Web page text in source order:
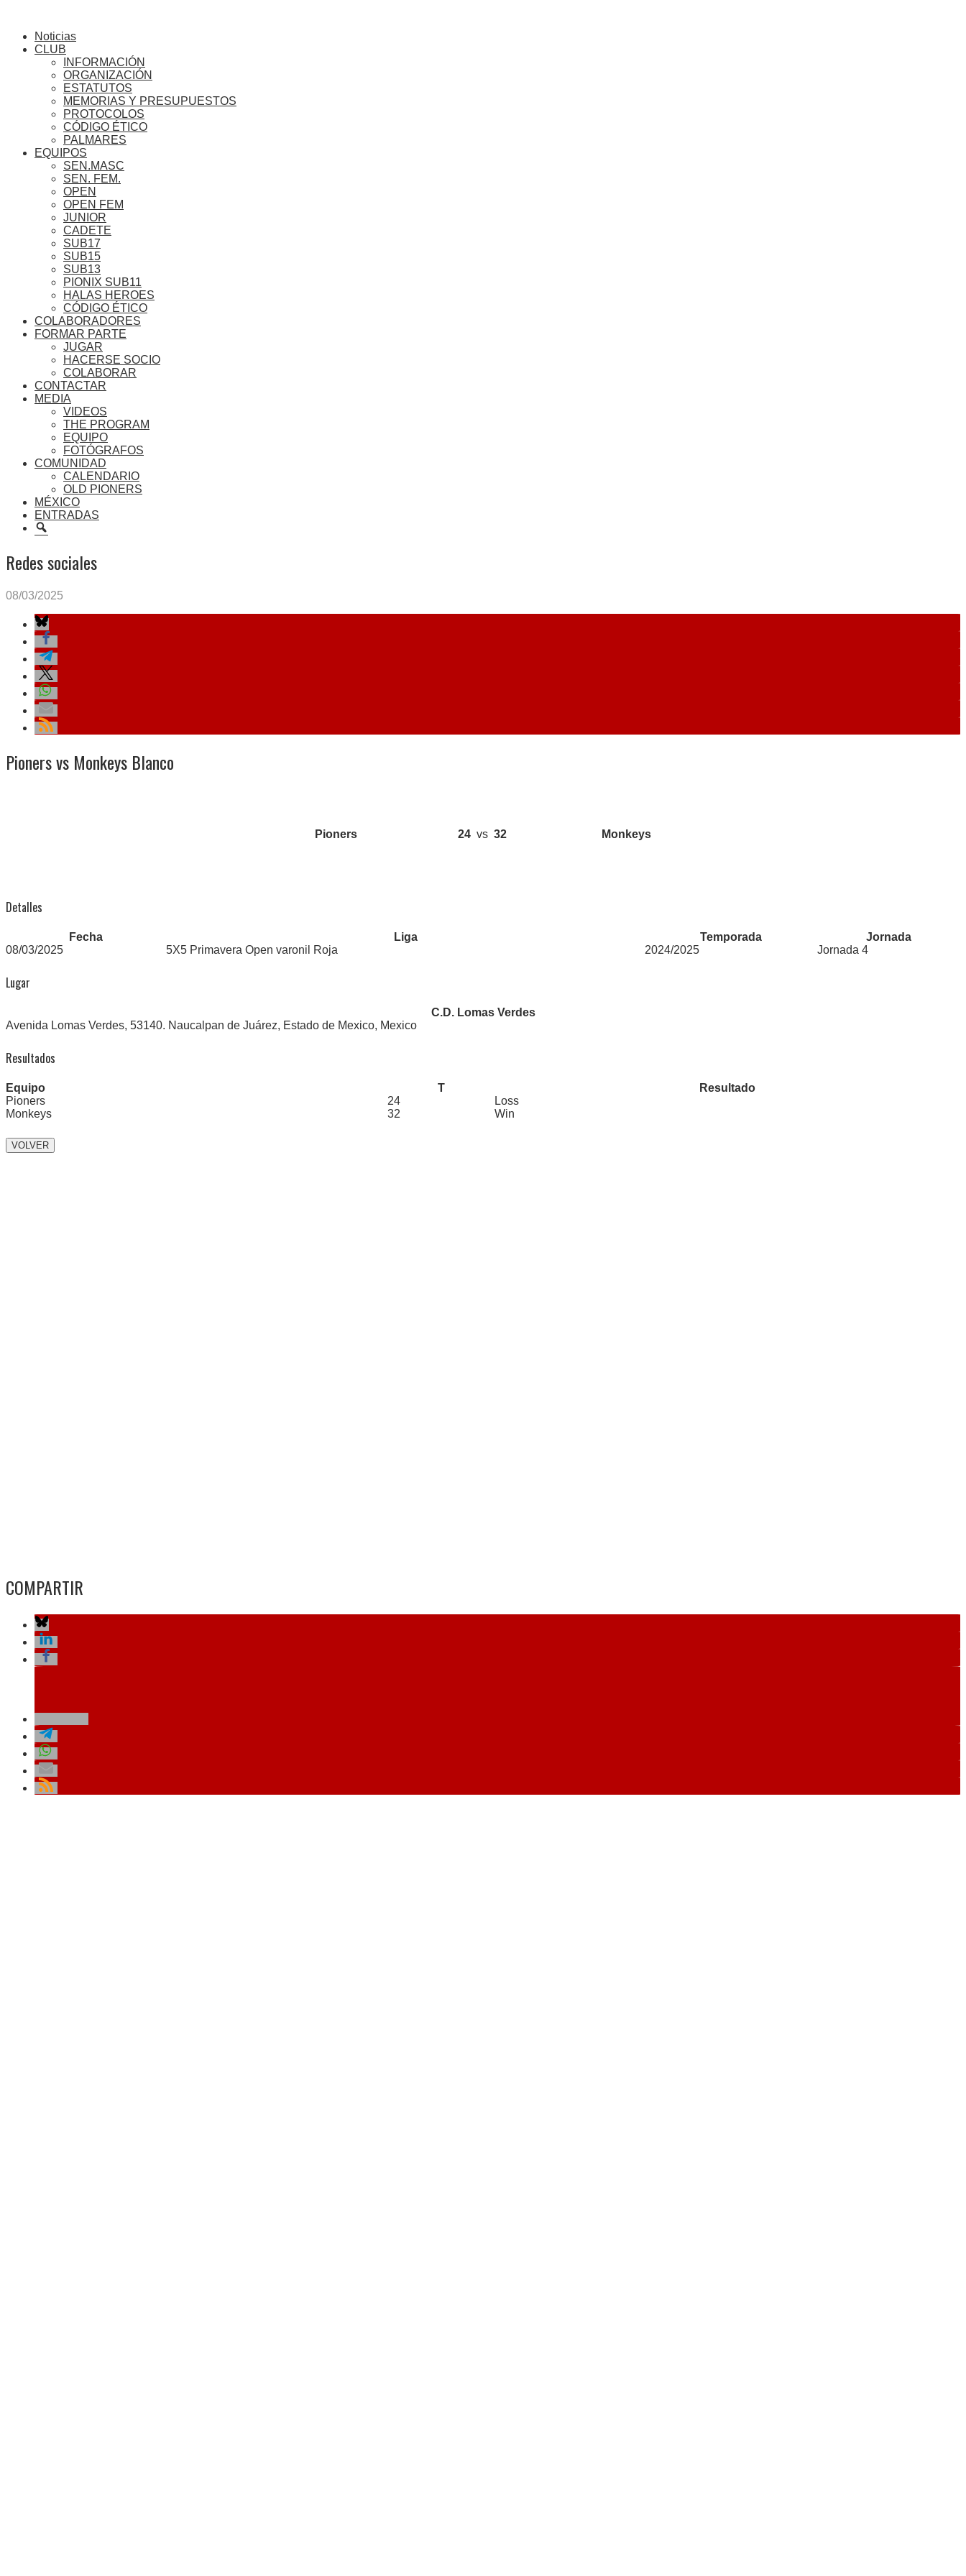
contenidoNoticias
CLUB
INFORMACIÓN
ORGANIZACIÓN
ESTATUTOS
MEMORIAS Y PRESUPUESTOS
PROTOCOLOS
CÓDIGO ÉTICO
PALMARES
EQUIPOS
SEN.MASC
SEN. FEM.
OPEN
OPEN FEM
JUNIOR
CADETE
SUB17
SUB15
SUB13
PIONIX SUB11
HALAS HEROES
CÓDIGO ÉTICO
COLABORADORES
FORMAR PARTE
JUGAR
HACERSE SOCIO
COLABORAR
CONTACTAR
MEDIA
VIDEOS
THE PROGRAM
EQUIPO
FOTÓGRAFOS
COMUNIDAD
CALENDARIO
OLD PIONERS
MÉXICO
ENTRADAS
Redes sociales
08/03/2025
Pioners vs Monkeys Blanco
Pioners 24 vs 32 Monkeys
Detalles
Fecha Liga Temporada
Jornada
08/03/2025
5X5 Primavera Open varonil Roja 2024/2025 Jornada 4
Lugar
C.D. Lomas Verdes
Avenida Lomas Verdes, 53140. Naucalpan de Juárez, Estado de Mexico, Mexico
Resultados
Equipo T
Resultado
Pioners
24
Loss
Monkeys
32 Win
COMPARTIR